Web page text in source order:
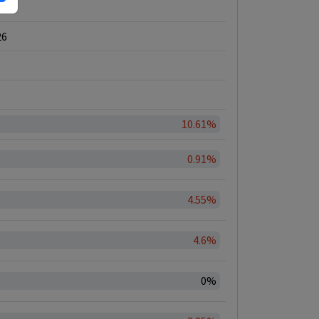
10.61%
0.91%
4.55%
4.6%
0%